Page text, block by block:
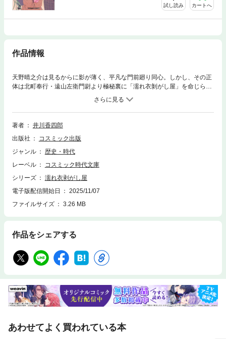
試し読み カートへ
作品情報
天野晴之介は見るからに影が薄く、平凡な門前廻り同心。しかし、その正
体は北町奉行・遠山左衛門尉より極秘裏に「濡れ衣剝がし屋」を命じられ
る凄腕だ。お裁きに見落としや、間違いはないか。無実の者が、誰かによ
って罪を着せられていないかを徹底的に調べる。油問屋で三人が殺され、
側で血塗れの匕首を握っていた鮫蔵が捕まった。すぐに磔獄門の裁きが下
ったが、市中引き廻しの最中、鮫蔵は無実を訴え続けた。そんななか罵声
た！二人に何か関わりがあると睨んだ晴之助。刻一刻と刑場へ近づく中、
真相究明は間に合うのか!?弱い者を救い、冤罪を滅する「濡れ衣剝がし
著者
井川香四郎
出版社
コスミック出版
ジャンル
歴史・時代
レーベル
コスミック時代文庫
シリーズ
濡れ衣剥がし屋
電子版配信開始日
2025/11/07
ファイルサイズ
3.26 MB
作品をシェアする
あわせてよく買われている本